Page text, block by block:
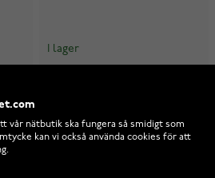
I lager
1 375,00 Kr
vår nätbutik ska fungera så smidigt som
kan vi också använda cookies för att